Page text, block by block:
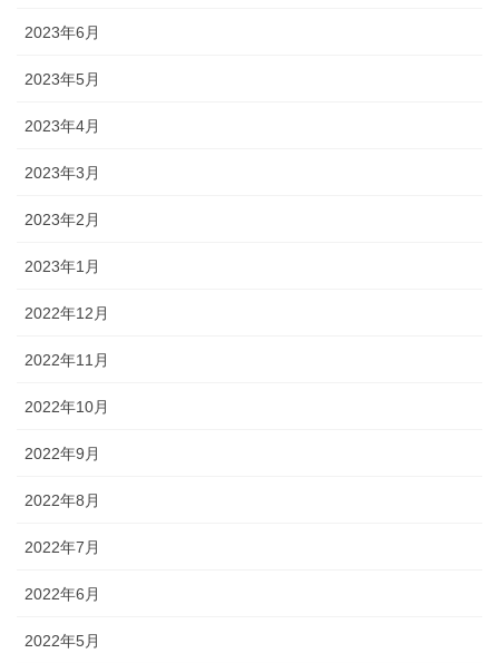
2023年6月
2023年5月
2023年4月
2023年3月
2023年2月
2023年1月
2022年12月
2022年11月
2022年10月
2022年9月
2022年8月
2022年7月
2022年6月
2022年5月